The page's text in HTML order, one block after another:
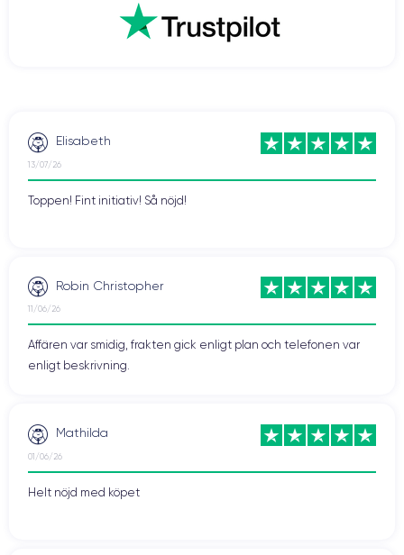
Elisabeth
13/07/26
Toppen! Fint initiativ! Så nöjd!
Robin Christopher
11/06/26
Affären var smidig, frakten gick enligt plan och telefonen var
enligt beskrivning.
Mathilda
01/06/26
Helt nöjd med köpet